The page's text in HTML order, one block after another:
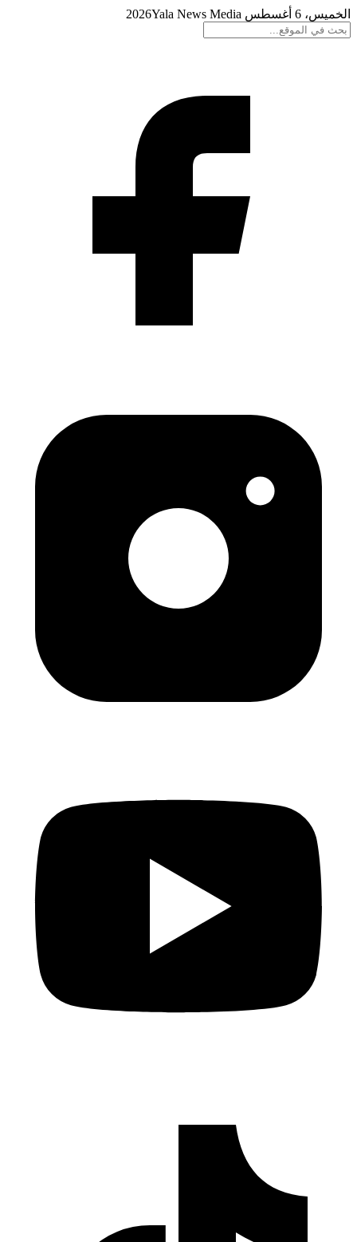
الخميس، 6 أغسطس 2026 Yala News Media